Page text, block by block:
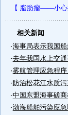
相关新闻
·海事局表示我国
·去年我国水上交
·雾航管理应急程
·防治松花江水质
·中国东盟海事磋
·渤海船舶污染应